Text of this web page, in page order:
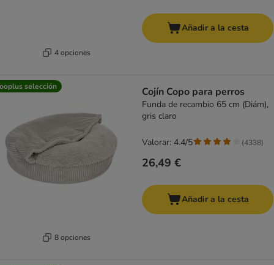
4 opciones
Añadir a la cesta
selección
8 opciones
Cojín Copo para perros
Funda de recambio 65 cm (Diám),
gris claro
26,49 €
Valorar: 4.4/5 (4338)
Añadir a la cesta